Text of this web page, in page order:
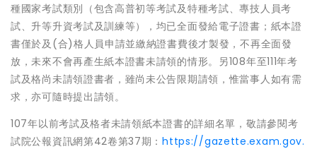
種國家考試類別（包含高普初等考試及特種考試、專技人員考
試、升等升資考試及訓練等），均已全面發給電子證書；紙本證
書僅於及(合)格人員申請並繳納證書費後才製發，不再全面發
放，未來不會再產生紙本證書未請領的情形。另108年至111年考
試及格尚未請領證書者，雖尚未公告限期請領，惟當事人如有需
求，亦可隨時提出請領。
107年以前考試及格者未請領紙本證書的詳細名單，敬請參閱考
試院公報資訊網第42卷第37期：https://gazette.exam.gov.